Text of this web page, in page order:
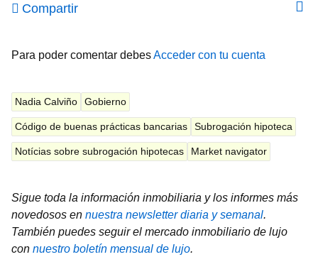
Compartir
Para poder comentar debesAcceder con tu cuenta
Nadia Calviño Gobierno
Código de buenas prácticas bancarias Subrogación hipoteca
Notícias sobre subrogación hipotecas Market navigator
Sigue toda la información inmobiliaria y los informes más
novedosos en nuestra newsletter diaria y semanal.
También puedes seguir el mercado inmobiliario de lujo
con nuestro boletín mensual de lujo.